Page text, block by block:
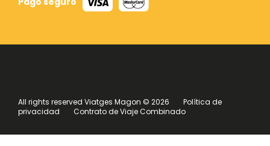
All rights reserved Viatges Magon © 2026
Política de
privacidad
Contrato de Viaje Combinado